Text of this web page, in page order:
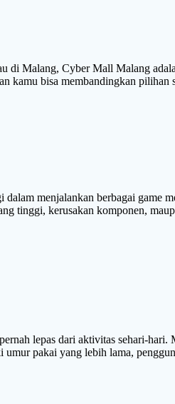
di Malang, Cyber Mall Malang
kamu bisa membandingkan
menjalankan berbagai game
tinggi, kerusakan komponen,
lepas dari aktivitas sehari-
pakai yang lebih lama,